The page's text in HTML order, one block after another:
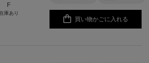
F
庫あり
買い物かごに入れる